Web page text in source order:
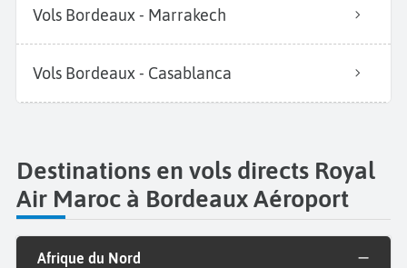
Vols Bordeaux - Marrakech
Vols Bordeaux - Casablanca
Destinations en vols directs Royal
Air Maroc à Bordeaux Aéroport
Afrique du Nord